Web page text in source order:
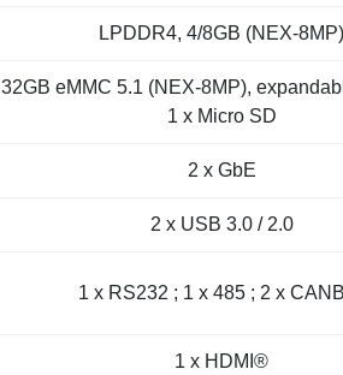
LPDDR4, 4/8GB (NEX-8MP)
32GB eMMC 5.1 (NEX-8MP),
1 x Micro SD
2 x GbE
2 x USB 3.0 / 2.0
1 x RS232 ; 1 x 485 ; 2 x
1 x HDMI®